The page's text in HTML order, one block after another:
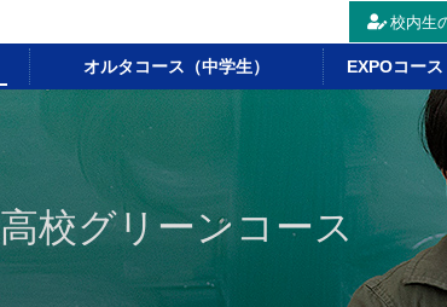
校内生
オルタコース（中学生） EXPOコー
高校グリーンコース